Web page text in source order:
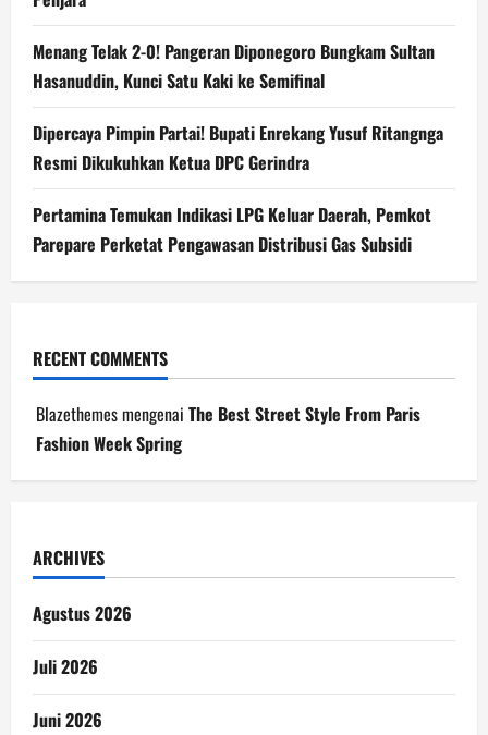
Menang Telak 2-0! Pangeran Diponegoro Bungkam Sultan
Hasanuddin, Kunci Satu Kaki ke Semifinal
Dipercaya Pimpin Partai! Bupati Enrekang Yusuf Ritangnga
Resmi Dikukuhkan Ketua DPC Gerindra
Pertamina Temukan Indikasi LPG Keluar Daerah, Pemkot
Parepare Perketat Pengawasan Distribusi Gas Subsidi
RECENT COMMENTS
Blazethemesmengenai The Best Street Style From Paris
Fashion Week Spring
ARCHIVES
Agustus 2026
Juli 2026
Juni 2026